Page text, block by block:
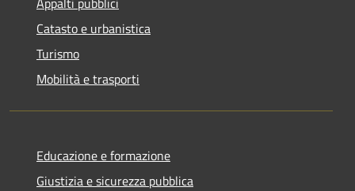
Catasto e urbanistica
Turismo
Mobilità e trasporti
Educazione e formazione
Giustizia e sicurezza pubblica